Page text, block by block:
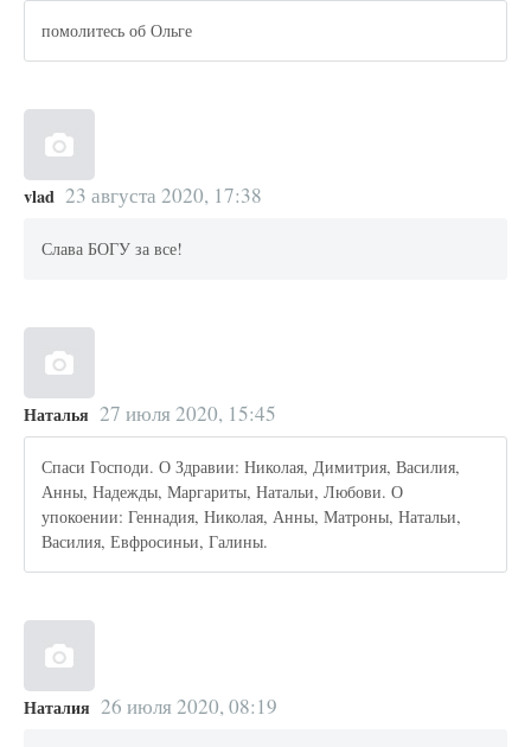
помолитесь об Ольге
vlad 23 августа 2020, 17:38
Слава БОГУ за все!
Наталья 27 июля 2020, 15:45
Спаси Господи. О Здравии: Николая, Димитрия, Василия,
Анны, Надежды, Маргариты, Натальи, Любови. О
упокоении: Геннадия, Николая, Анны, Матроны, Натальи,
Василия, Евфросиньи, Галины.
Наталия 26 июля 2020, 08:19